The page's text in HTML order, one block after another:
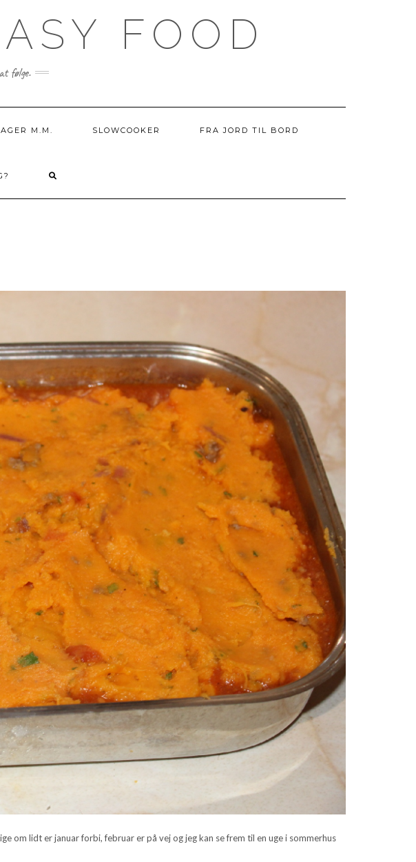
FOOD
følge.
M.M. SLOWCOOKER FRA JORD TIL BORD
om lidt er januar forbi, februar er på vej og jeg kan se frem til en uge i sommerhus